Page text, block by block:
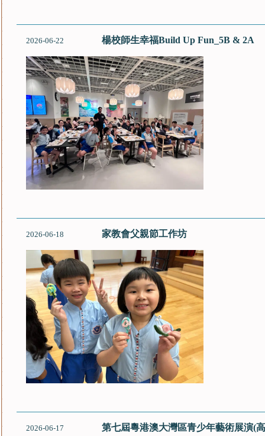
2026-06-22 楊校師生幸福Build Up Fun_5B & 2A
2026-06-18 家教會父親節工作坊
2026-06-17 第七屆粵港澳大灣區青少年藝術展演(